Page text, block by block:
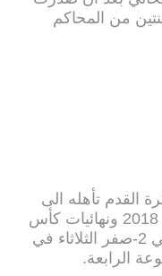
من المحاكم
القدم تأهله الى
الدور الحاسم من تصفيات مونديال 2018 ونهائيات كأس
آسيا 2019 بفوزه على ضيفه العماني 2-صفر الثلاثاء في
الرابعة.